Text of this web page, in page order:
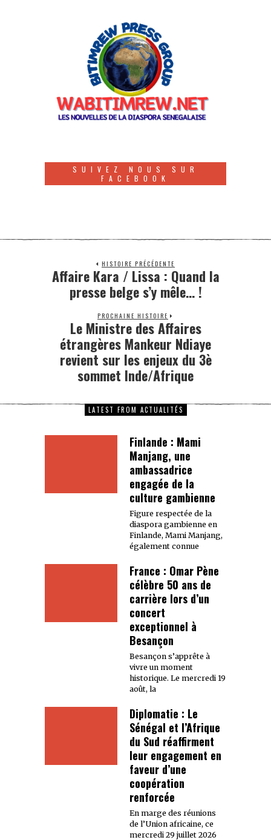
SUIVEZ NOUS SUR
FACEBOOK
HISTOIRE PRÉCÉDENTE
Affaire Kara / Lissa : Quand la
presse belge s’y mêle… !
PROCHAINE HISTOIRE
Le Ministre des Affaires
étrangères Mankeur Ndiaye
revient sur les enjeux du 3è
sommet Inde/Afrique
LATEST FROM ACTUALITÉS
Finlande : Mami
Manjang, une
ambassadrice
engagée de la
culture gambienne
Figure respectée de la
diaspora gambienne en
Finlande, Mami Manjang,
également connue
France : Omar Pène
célèbre 50 ans de
carrière lors d’un
concert
exceptionnel à
Besançon
Besançon s’apprête à
vivre un moment
historique. Le mercredi 19
août, la
Diplomatie : Le
Sénégal et l’Afrique
du Sud réaffirment
leur engagement en
faveur d’une
coopération
renforcée
En marge des réunions
de l’Union africaine, ce
mercredi 29 juillet 2026